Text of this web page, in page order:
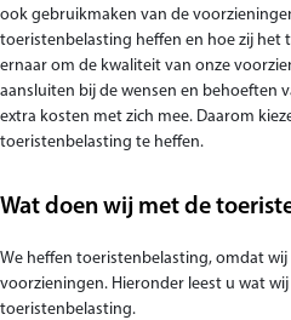
ook gebruikmaken van de
toeristenbelasting heffen en hoe zij het
ernaar om de kwaliteit van onze
aansluiten bij de wensen en behoeften
extra kosten met zich mee. Daarom
toeristenbelasting te heffen.
Wat doen wij met de
We heffen toeristenbelasting, omdat
voorzieningen. Hieronder leest u wat
toeristenbelasting.